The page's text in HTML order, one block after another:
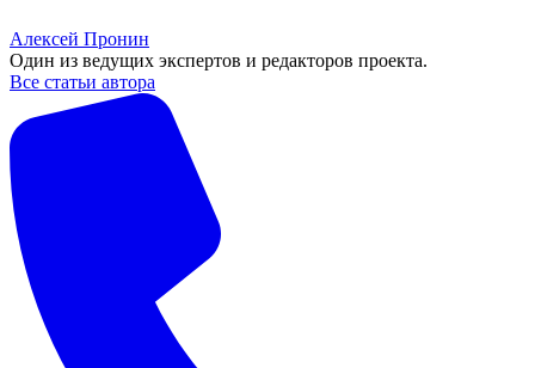
Алексей Пронин
Один из ведущих экспертов и редакторов проекта.
Все статьи автора